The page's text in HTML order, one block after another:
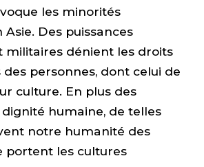
les minorités
Asie. Des puissances
militaires dénient les droits
personnes, dont celui de
culture. En plus des
humaine, de telles
notre humanité des
portent les cultures